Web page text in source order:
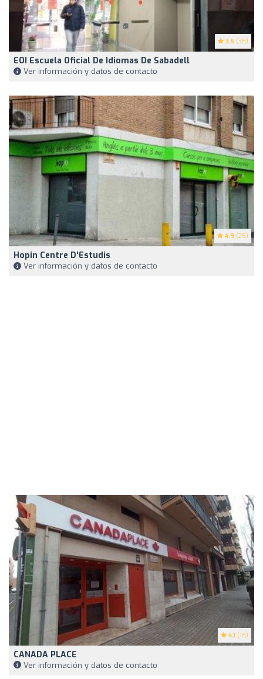
3.5 (38)
EOI Escuela Oficial De Idiomas De Sabadell
Ver información y datos de contacto
4.9 (25)
Hopin Centre D'Estudis
Ver información y datos de contacto
4.1 (18)
CANADA PLACE
Ver información y datos de contacto